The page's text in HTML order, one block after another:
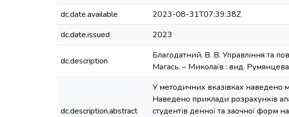
dc.date.available
2023-08-31T07:39:38Z
dc.date.issued
2023
dc.description
Благодатний, В. В. Управління та
Магась. – Миколаїв : вид.
dc.description.abstract
У методичних вказівках наведено
Наведено приклади розрахунків
студентів денної та заочної форм